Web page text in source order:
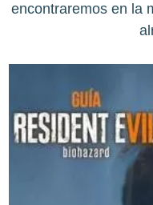
encontraremos en la